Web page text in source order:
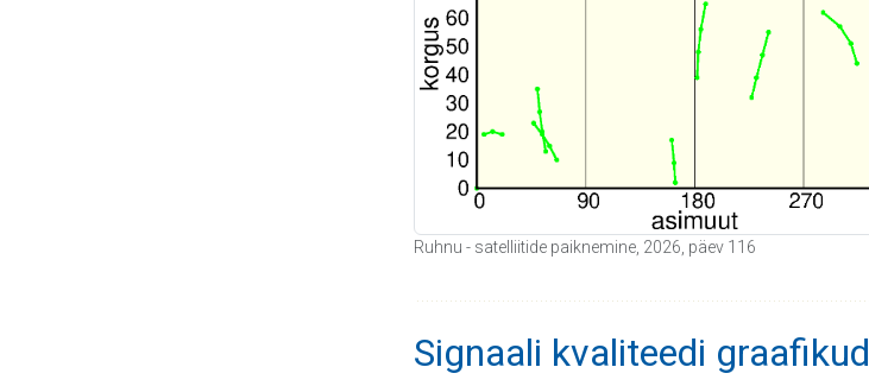
Ruhnu - satelliitide paiknemine, 2026, päev 116
Signaali kvaliteedi graafikud